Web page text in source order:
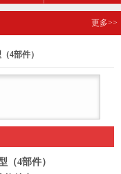
更多>>
4部件）
（4部件）